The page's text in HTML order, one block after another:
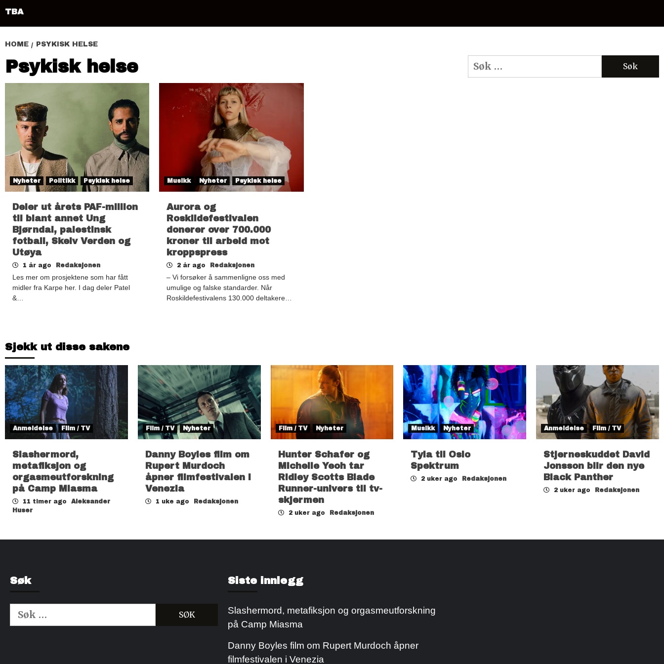
TBA
HOME PSYKISK HELSE
Psykisk helse
Nyheter Politikk Psykisk helse
Deler ut årets PAF-million
til blant annet Ung
Bjørndal, palestinsk
fotball, Skeiv Verden og
Utøya
1 år ago Redaksjonen
Les mer om prosjektene som har fått
midler fra Karpe her. I dag deler Patel
&…
Musikk Nyheter Psykisk helse
Aurora og
Roskildefestivalen
donerer over 700.000
kroner til arbeid mot
kroppspress
2 år ago Redaksjonen
– Vi forsøker å sammenligne oss med
umulige og falske standarder. Når
Roskildefestivalens 130.000 deltakere…
Søk
etter:
Sjekk ut disse sakene
Anmeldelse Film / TV
Slashermord,
metafiksjon og
orgasmeutforskning
på Camp Miasma
11 timer ago
Aleksander
Huser
Film / TV Nyheter
Danny Boyles film om
Rupert Murdoch
åpner filmfestivalen i
Venezia
1 uke ago Redaksjonen
Film / TV Nyheter
Hunter Schafer og
Michelle Yeoh tar
Ridley Scotts Blade
Runner-univers til tv-
skjermen
2 uker ago Redaksjonen
Musikk Nyheter
Tyla til Oslo
Spektrum
2 uker ago Redaksjonen
Anmeldelse Film / TV
Stjerneskuddet David
Jonsson blir den nye
Black Panther
2 uker ago Redaksjonen
Søk
Søk
etter:
Siste innlegg
Slashermord, metafiksjon og orgasmeutforskning
på Camp Miasma
Danny Boyles film om Rupert Murdoch åpner
filmfestivalen i Venezia